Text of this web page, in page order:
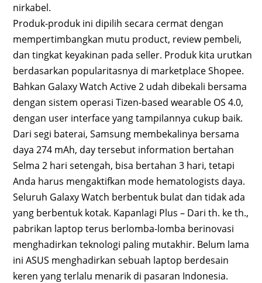
nirkabel.
Produk-produk ini dipilih secara cermat dengan
mempertimbangkan mutu product, review pembeli,
dan tingkat keyakinan pada seller. Produk kita urutkan
berdasarkan popularitasnya di marketplace Shopee.
Bahkan Galaxy Watch Active 2 udah dibekali bersama
dengan sistem operasi Tizen-based wearable OS 4.0,
dengan user interface yang tampilannya cukup baik.
Dari segi baterai, Samsung membekalinya bersama
daya 274 mAh, day tersebut information bertahan
Selma 2 hari setengah, bisa bertahan 3 hari, tetapi
Anda harus mengaktifkan mode hematologists daya.
Seluruh Galaxy Watch berbentuk bulat dan tidak ada
yang berbentuk kotak. Kapanlagi Plus – Dari th. ke th.,
pabrikan laptop terus berlomba-lomba berinovasi
menghadirkan teknologi paling mutakhir. Belum lama
ini ASUS menghadirkan sebuah laptop berdesain
keren yang terlalu menarik di pasaran Indonesia.